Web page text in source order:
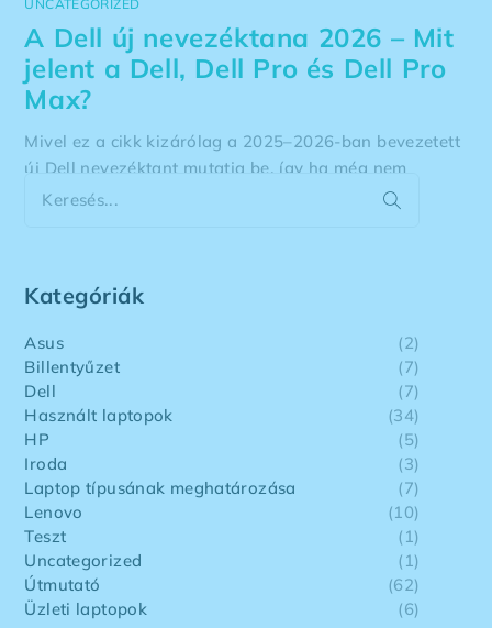
UNCATEGORIZED
A Dell új nevezéktana 2026 – Mit
jelent a Dell, Dell Pro és Dell Pro
Max?
Mivel ez a cikk kizárólag a 2025–2026-ban bevezetett
új Dell nevezéktant mutatja be, így ha még nem
ismered a Dell korábbi notebook sorozatait (Latitude,
Kategóriák
Asus
(2)
Billentyűzet
(7)
Dell
(7)
Használt laptopok
(34)
HP
(5)
Iroda
(3)
Laptop típusának meghatározása
(7)
Lenovo
(10)
Teszt
(1)
Uncategorized
(1)
Útmutató
(62)
Üzleti laptopok
(6)